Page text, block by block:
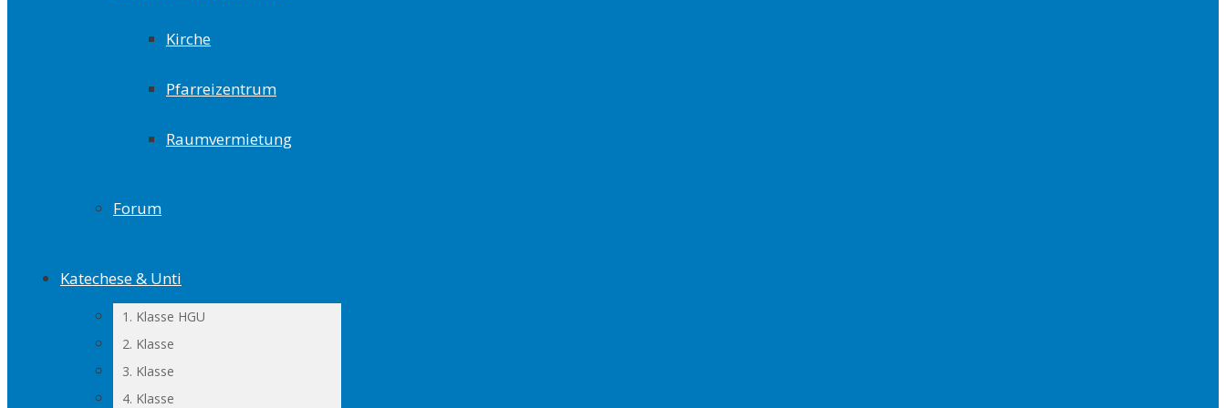
Kirche
Pfarreizentrum
Raumvermietung
Forum
Katechese & Unti
1. Klasse HGU
2. Klasse
3. Klasse
4. Klasse